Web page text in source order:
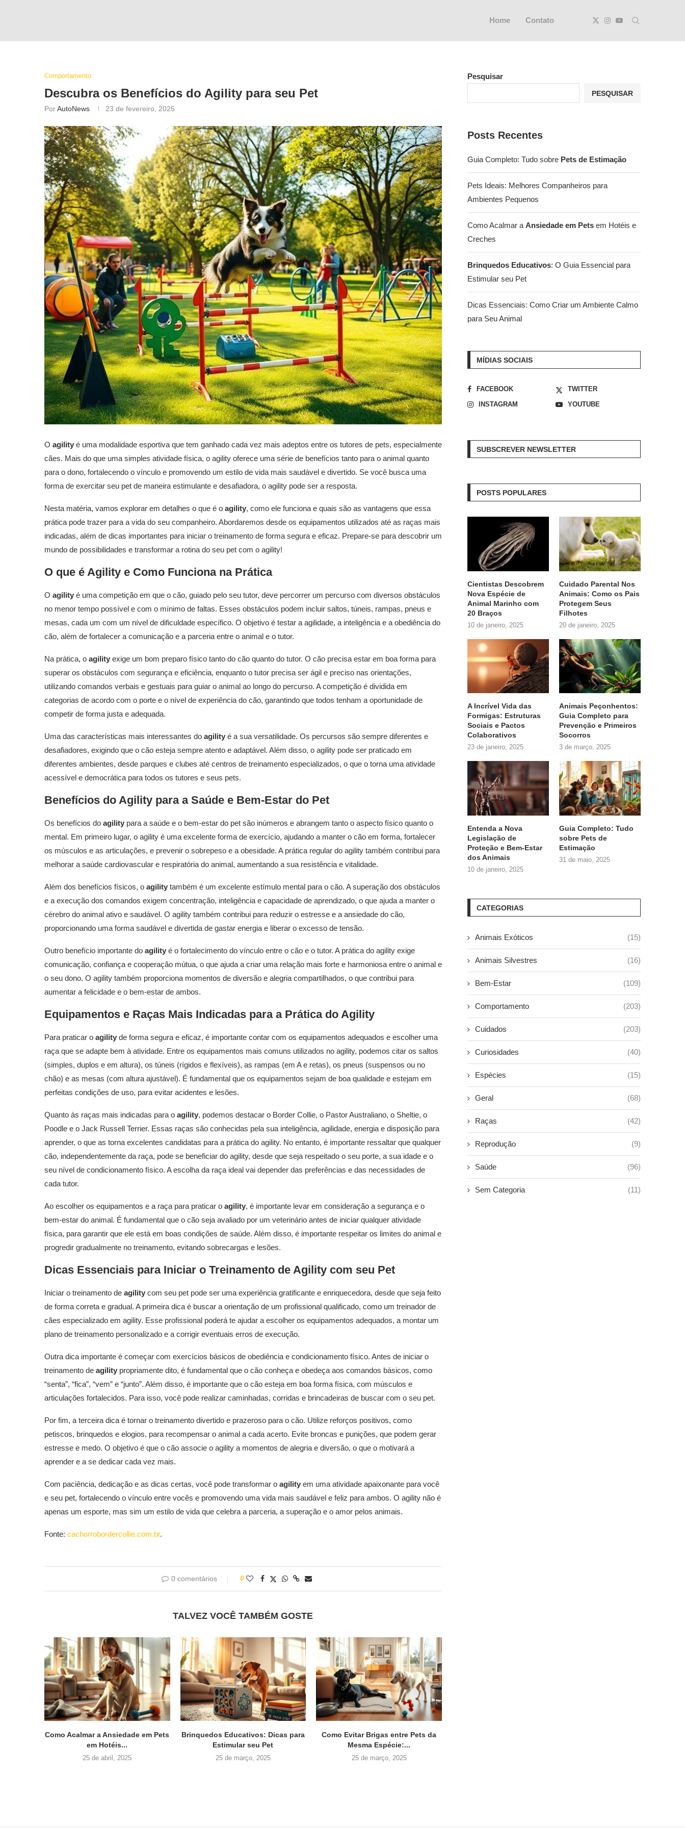
Home Contato
Comportamento
Descubra os Benefícios do Agility para seu Pet
PorAutoNews 23 de fevereiro, 2025
O agility é uma modalidade esportiva que tem ganhado cada vez mais adeptos entre os tutores de pets, especialmente
cães. Mais do que uma simples atividade física, o agility oferece uma série de benefícios tanto para o animal quanto
para o dono, fortalecendo o vínculo e promovendo um estilo de vida mais saudável e divertido. Se você busca uma
forma de exercitar seu pet de maneira estimulante e desafiadora, o agility pode ser a resposta.
Nesta matéria, vamos explorar em detalhes o que é o agility, como ele funciona e quais são as vantagens que essa
prática pode trazer para a vida do seu companheiro. Abordaremos desde os equipamentos utilizados até as raças mais
indicadas, além de dicas importantes para iniciar o treinamento de forma segura e eficaz. Prepare-se para descobrir um
mundo de possibilidades e transformar a rotina do seu pet com o agility!
O que é Agility e Como Funciona na Prática
O agility é uma competição em que o cão, guiado pelo seu tutor, deve percorrer um percurso com diversos obstáculos
no menor tempo possível e com o mínimo de faltas. Esses obstáculos podem incluir saltos, túneis, rampas, pneus e
mesas, cada um com um nível de dificuldade específico. O objetivo é testar a agilidade, a inteligência e a obediência do
cão, além de fortalecer a comunicação e a parceria entre o animal e o tutor.
Na prática, o agility exige um bom preparo físico tanto do cão quanto do tutor. O cão precisa estar em boa forma para
superar os obstáculos com segurança e eficiência, enquanto o tutor precisa ser ágil e preciso nas orientações,
utilizando comandos verbais e gestuais para guiar o animal ao longo do percurso. A competição é dividida em
categorias de acordo com o porte e o nível de experiência do cão, garantindo que todos tenham a oportunidade de
competir de forma justa e adequada.
Uma das características mais interessantes do agility é a sua versatilidade. Os percursos são sempre diferentes e
desafiadores, exigindo que o cão esteja sempre atento e adaptável. Além disso, o agility pode ser praticado em
diferentes ambientes, desde parques e clubes até centros de treinamento especializados, o que o torna uma atividade
acessível e democrática para todos os tutores e seus pets.
Benefícios do Agility para a Saúde e Bem-Estar do Pet
Os benefícios do agility para a saúde e o bem-estar do pet são inúmeros e abrangem tanto o aspecto físico quanto o
mental. Em primeiro lugar, o agility é uma excelente forma de exercício, ajudando a manter o cão em forma, fortalecer
os músculos e as articulações, e prevenir o sobrepeso e a obesidade. A prática regular do agility também contribui para
melhorar a saúde cardiovascular e respiratória do animal, aumentando a sua resistência e vitalidade.
Além dos benefícios físicos, o agility também é um excelente estímulo mental para o cão. A superação dos obstáculos
e a execução dos comandos exigem concentração, inteligência e capacidade de aprendizado, o que ajuda a manter o
cérebro do animal ativo e saudável. O agility também contribui para reduzir o estresse e a ansiedade do cão,
proporcionando uma forma saudável e divertida de gastar energia e liberar o excesso de tensão.
Outro benefício importante do agility é o fortalecimento do vínculo entre o cão e o tutor. A prática do agility exige
comunicação, confiança e cooperação mútua, o que ajuda a criar uma relação mais forte e harmoniosa entre o animal e
o seu dono. O agility também proporciona momentos de diversão e alegria compartilhados, o que contribui para
aumentar a felicidade e o bem-estar de ambos.
Equipamentos e Raças Mais Indicadas para a Prática do Agility
Para praticar o agility de forma segura e eficaz, é importante contar com os equipamentos adequados e escolher uma
raça que se adapte bem à atividade. Entre os equipamentos mais comuns utilizados no agility, podemos citar os saltos
(simples, duplos e em altura), os túneis (rígidos e flexíveis), as rampas (em A e retas), os pneus (suspensos ou no
chão) e as mesas (com altura ajustável). É fundamental que os equipamentos sejam de boa qualidade e estejam em
perfeitas condições de uso, para evitar acidentes e lesões.
Quanto às raças mais indicadas para o agility, podemos destacar o Border Collie, o Pastor Australiano, o Sheltie, o
Poodle e o Jack Russell Terrier. Essas raças são conhecidas pela sua inteligência, agilidade, energia e disposição para
aprender, o que as torna excelentes candidatas para a prática do agility. No entanto, é importante ressaltar que qualquer
cão, independentemente da raça, pode se beneficiar do agility, desde que seja respeitado o seu porte, a sua idade e o
seu nível de condicionamento físico. A escolha da raça ideal vai depender das preferências e das necessidades de
cada tutor.
Ao escolher os equipamentos e a raça para praticar o agility, é importante levar em consideração a segurança e o
bem-estar do animal. É fundamental que o cão seja avaliado por um veterinário antes de iniciar qualquer atividade
física, para garantir que ele está em boas condições de saúde. Além disso, é importante respeitar os limites do animal e
progredir gradualmente no treinamento, evitando sobrecargas e lesões.
Dicas Essenciais para Iniciar o Treinamento de Agility com seu Pet
Iniciar o treinamento de agility com seu pet pode ser uma experiência gratificante e enriquecedora, desde que seja feito
de forma correta e gradual. A primeira dica é buscar a orientação de um profissional qualificado, como um treinador de
cães especializado em agility. Esse profissional poderá te ajudar a escolher os equipamentos adequados, a montar um
plano de treinamento personalizado e a corrigir eventuais erros de execução.
Outra dica importante é começar com exercícios básicos de obediência e condicionamento físico. Antes de iniciar o
treinamento de agility propriamente dito, é fundamental que o cão conheça e obedeça aos comandos básicos, como
“senta”, “fica”, “vem” e “junto”. Além disso, é importante que o cão esteja em boa forma física, com músculos e
articulações fortalecidos. Para isso, você pode realizar caminhadas, corridas e brincadeiras de buscar com o seu pet.
Por fim, a terceira dica é tornar o treinamento divertido e prazeroso para o cão. Utilize reforços positivos, como
petiscos, brinquedos e elogios, para recompensar o animal a cada acerto. Evite broncas e punições, que podem gerar
estresse e medo. O objetivo é que o cão associe o agility a momentos de alegria e diversão, o que o motivará a
aprender e a se dedicar cada vez mais.
Com paciência, dedicação e as dicas certas, você pode transformar o agility em uma atividade apaixonante para você
e seu pet, fortalecendo o vínculo entre vocês e promovendo uma vida mais saudável e feliz para ambos. O agility não é
apenas um esporte, mas sim um estilo de vida que celebra a parceria, a superação e o amor pelos animais.
Fonte: cachorrobordercollie.com.br.
0 comentários 0
TALVEZ VOCÊ TAMBÉM GOSTE
Como Acalmar a Ansiedade em Pets
em Hotéis...
25 de abril, 2025
Brinquedos Educativos: Dicas para
Estimular seu Pet
25 de março, 2025
Como Evitar Brigas entre Pets da
Mesma Espécie:...
25 de março, 2025
Pesquisar
PESQUISAR
Posts Recentes
Guia Completo: Tudo sobre Pets de Estimação
Pets Ideais: Melhores Companheiros para
Ambientes Pequenos
Como Acalmar a Ansiedade em Pets em Hotéis e
Creches
Brinquedos Educativos: O Guia Essencial para
Estimular seu Pet
Dicas Essenciais: Como Criar um Ambiente Calmo
para Seu Animal
MÍDIAS SOCIAIS
FACEBOOK
TWITTER
INSTAGRAM
YOUTUBE
SUBSCREVER NEWSLETTER
POSTS POPULARES
Cientistas Descobrem
Nova Espécie de
Animal Marinho com
20 Braços
10 de janeiro, 2025
Cuidado Parental Nos
Animais: Como os Pais
Protegem Seus
Filhotes
20 de janeiro, 2025
A Incrível Vida das
Formigas: Estruturas
Sociais e Pactos
Colaborativos
23 de janeiro, 2025
Animais Peçonhentos:
Guia Completo para
Prevenção e Primeiros
Socorros
3 de março, 2025
Entenda a Nova
Legislação de
Proteção e Bem-Estar
dos Animais
10 de janeiro, 2025
Guia Completo: Tudo
sobre Pets de
Estimação
31 de maio, 2025
CATEGORIAS
Animais Exóticos (15)
Animais Silvestres (16)
Bem-Estar (109)
Comportamento (203)
Cuidados (203)
Curiosidades (40)
Espécies (15)
Geral (68)
Raças (42)
Reprodução (9)
Saúde (96)
Sem Categoria (11)